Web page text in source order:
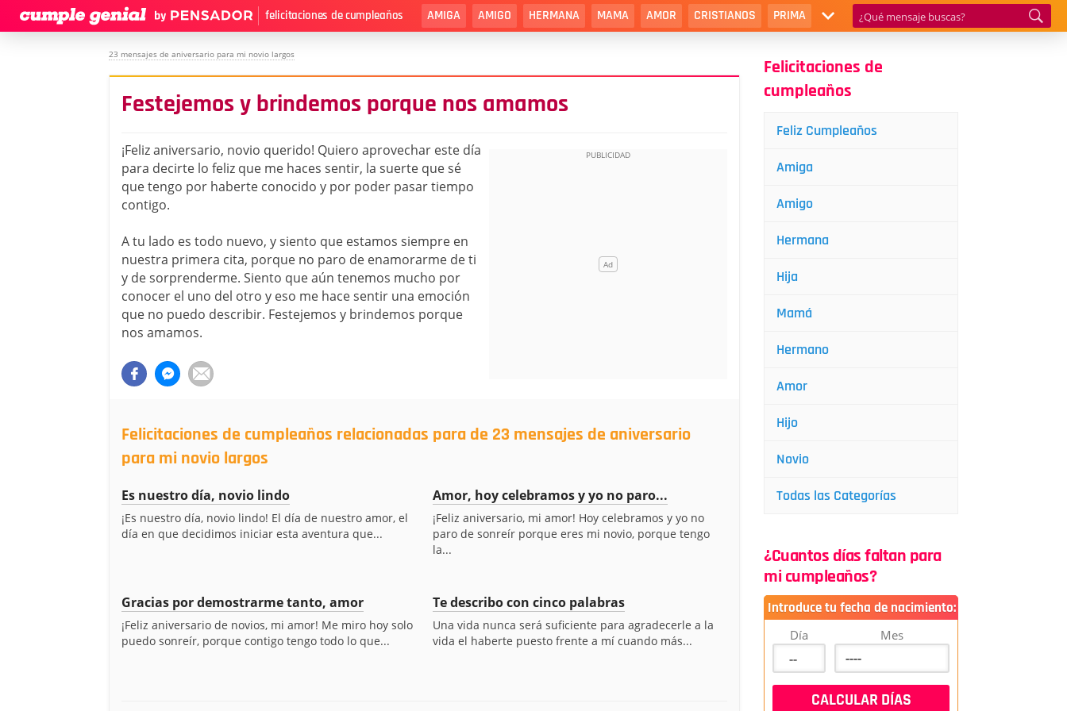
felicitaciones de cumpleaños AMIGA AMIGO HERMANA MAMA AMOR CRISTIANOS PRIMA
23 mensajes de aniversario para mi novio largos
Festejemos y brindemos porque nos amamos
¡Feliz aniversario, novio querido! Quiero aprovechar este día
para decirte lo feliz que me haces sentir, la suerte que sé
que tengo por haberte conocido y por poder pasar tiempo
contigo.
A tu lado es todo nuevo, y siento que estamos siempre en
nuestra primera cita, porque no paro de enamorarme de ti
y de sorprenderme. Siento que aún tenemos mucho por
conocer el uno del otro y eso me hace sentir una emoción
que no puedo describir. Festejemos y brindemos porque
nos amamos.
Felicitaciones de cumpleaños relacionadas para de 23 mensajes de aniversario
para mi novio largos
Es nuestro día, novio lindo
¡Es nuestro día, novio lindo! El día de nuestro amor, el
día en que decidimos iniciar esta aventura que...
Amor, hoy celebramos y yo no paro...
¡Feliz aniversario, mi amor! Hoy celebramos y yo no
paro de sonreír porque eres mi novio, porque tengo
la...
Gracias por demostrarme tanto, amor
¡Feliz aniversario de novios, mi amor! Me miro hoy solo
puedo sonreír, porque contigo tengo todo lo que...
Te describo con cinco palabras
Una vida nunca será suficiente para agradecerle a la
vida el haberte puesto frente a mí cuando más...
Felicitaciones de
cumpleaños
Feliz Cumpleaños
Amiga
Amigo
Hermana
Hija
Mamá
Hermano
Amor
Hijo
Novio
Todas las Categorías
¿Cuantos días faltan para
mi cumpleaños?
Introduce tu fecha de nacimiento:
Día Mes